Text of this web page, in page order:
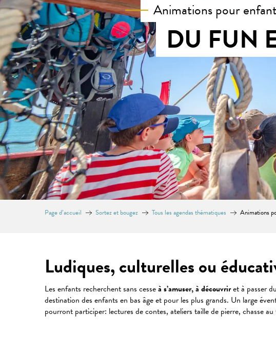
Animations pour
DU FUN
Page d’accueil Sortez et bougez Tous les agendas thématiques Animations
Ludiques, culturelles ou
Les enfants recherchent sans cesseà s’amuser, à découvriret à passer
destination des enfants en bas âge et pour les plus grands. Un large
pourront participer: lectures de contes, ateliers taille de pierre, chasse